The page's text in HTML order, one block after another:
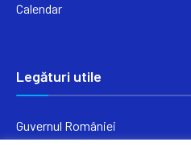
Calendar
Legături utile
Guvernul României